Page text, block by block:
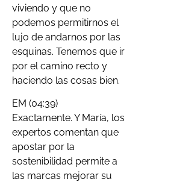
viviendo y que no
podemos permitirnos el
lujo de andarnos por las
esquinas. Tenemos que ir
por el camino recto y
haciendo las cosas bien.
EM (04:39)
Exactamente. Y María, los
expertos comentan que
apostar por la
sostenibilidad permite a
las marcas mejorar su